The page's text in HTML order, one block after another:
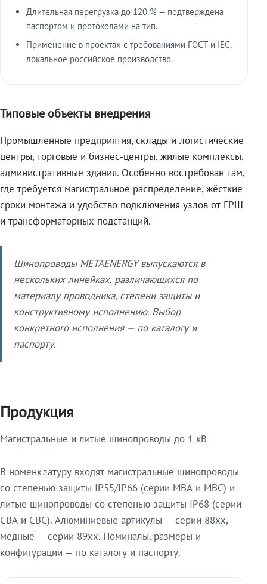
Длительная перегрузка до 120 % — подтверждена
паспортом и протоколами на тип.
Применение в проектах с требованиями ГОСТ и IEC,
локальное российское производство.
Типовые объекты внедрения
Промышленные предприятия, склады и логистические
центры, торговые и бизнес-центры, жилые комплексы,
административные здания. Особенно востребован там,
где требуется магистральное распределение, жёсткие
сроки монтажа и удобство подключения узлов от ГРЩ
и трансформаторных подстанций.
Шинопроводы METAENERGY выпускаются в
нескольких линейках, различающихся по
материалу проводника, степени защиты и
конструктивному исполнению. Выбор
конкретного исполнения — по каталогу и
паспорту.
Продукция
Магистральные и литые шинопроводы до 1 кВ
В номенклатуру входят магистральные шинопроводы
со степенью защиты IP55/IP66 (серии МВА и МВС) и
литые шинопроводы со степенью защиты IP68 (серии
СВА и СВС). Алюминиевые артикулы — серии 88xx,
медные — серии 89xx. Номиналы, размеры и
конфигурации — по каталогу и паспорту.